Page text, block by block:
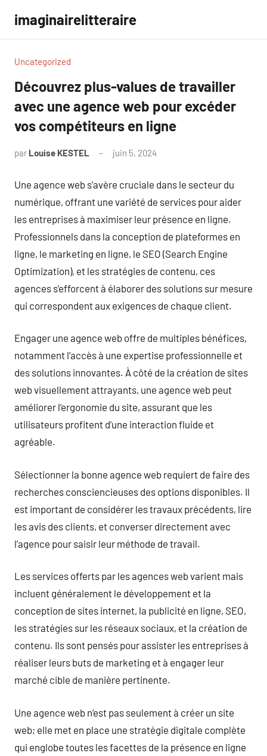
contenu
imaginairelitteraire
Uncategorized
Découvrez plus-values de travailler
avec une agence web pour excéder
vos compétiteurs en ligne
par Louise KESTEL juin 5, 2024
Une agence web s’avère cruciale dans le secteur du
numérique, offrant une variété de services pour aider
les entreprises à maximiser leur présence en ligne.
Professionnels dans la conception de plateformes en
ligne, le marketing en ligne, le SEO (Search Engine
Optimization), et les stratégies de contenu, ces
agences s’efforcent à élaborer des solutions sur mesure
qui correspondent aux exigences de chaque client.
Engager une agence web offre de multiples bénéfices,
notamment l’accès à une expertise professionnelle et
des solutions innovantes. À côté de la création de sites
web visuellement attrayants, une agence web peut
améliorer l’ergonomie du site, assurant que les
utilisateurs profitent d’une interaction fluide et
agréable.
Sélectionner la bonne agence web requiert de faire des
recherches consciencieuses des options disponibles. Il
est important de considérer les travaux précédents, lire
les avis des clients, et converser directement avec
l’agence pour saisir leur méthode de travail.
Les services offerts par les agences web varient mais
incluent généralement le développement et la
conception de sites internet, la publicité en ligne, SEO,
les stratégies sur les réseaux sociaux, et la création de
contenu. Ils sont pensés pour assister les entreprises à
réaliser leurs buts de marketing et à engager leur
marché cible de manière pertinente.
Une agence web n’est pas seulement à créer un site
web; elle met en place une stratégie digitale complète
qui englobe toutes les facettes de la présence en ligne